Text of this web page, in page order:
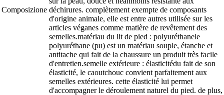
Composizione déchirures. complètement exempte de composants
d'origine animale, elle est entre autres utilisée sur les
articles véganes comme matière de revêtement des
semelles.matériau du lit de pied : polyuréthanele
polyuréthane (pu) est un matériau souple, étanche et
antitache qui fait de la chaussure un produit très facile
d'entretien.semelle extérieure : élasticitédu fait de son
élasticité, le caoutchouc convient parfaitement aux
semelles extérieures. cette élasticité lui permet
d'accompagner le déroulement naturel du pied. de plus,